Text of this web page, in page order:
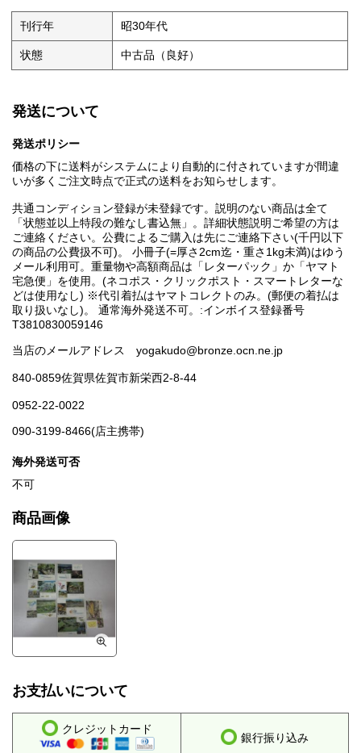
刊行年 昭30年代
状態 中古品（良好）
発送について
発送ポリシー
価格の下に送料がシステムにより自動的に付されていますが間違
いが多くご注文時点で正式の送料をお知らせします。
共通コンディション登録が未登録です。説明のない商品は全て
「状態並以上特段の難なし書込無」。詳細状態説明ご希望の方は
ご連絡ください。公費によるご購入は先にご連絡下さい(千円以下
の商品の公費扱不可)。 小冊子(=厚さ2cm迄・重さ1kg未満)はゆう
メール利用可。重量物や高額商品は「レターパック」か「ヤマト
宅急便」を使用。(ネコポス・クリックポスト・スマートレターな
どは使用なし) ※代引着払はヤマトコレクトのみ。(郵便の着払は
取り扱いなし)。 通常海外発送不可。:インボイス登録番号
T3810830059146
当店のメールアドレス yogakudo@bronze.ocn.ne.jp
840-0859佐賀県佐賀市新栄西2-8-44
0952-22-0022
090-3199-8466(店主携帯)
海外発送可否
不可
商品画像
お支払いについて
クレジットカード
銀行振り込み